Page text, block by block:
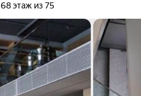
68 этаж из 75